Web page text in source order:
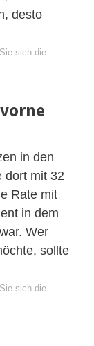
desto
sich die
in den
dort mit 32
Rate mit
in dem
Wer
sollte
sich die